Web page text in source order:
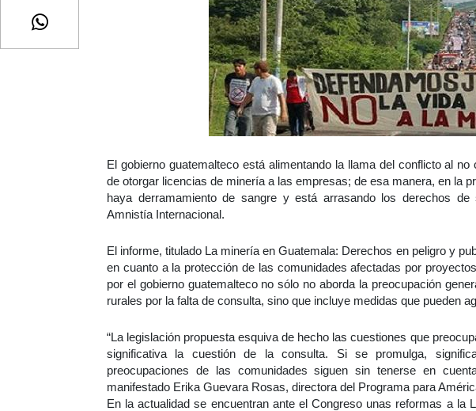
El gobierno guatemalteco está alimentando la llama del conflicto al
de otorgar licencias de minería a las empresas; de esa manera, en la
haya derramamiento de sangre y está arrasando los derechos
Amnistía Internacional.
El informe, titulado La minería en Guatemala: Derechos en peligro y
en cuanto a la protección de las comunidades afectadas por
por el gobierno guatemalteco no sólo no aborda la preocupación
rurales por la falta de consulta, sino que incluye medidas que pueden
“La legislación propuesta esquiva de hecho las cuestiones que
significativa la cuestión de la consulta. Si se promulga,
preocupaciones de las comunidades siguen sin tenerse en
manifestado Erika Guevara Rosas, directora del Programa para
En la actualidad se encuentran ante el Congreso unas reformas a la